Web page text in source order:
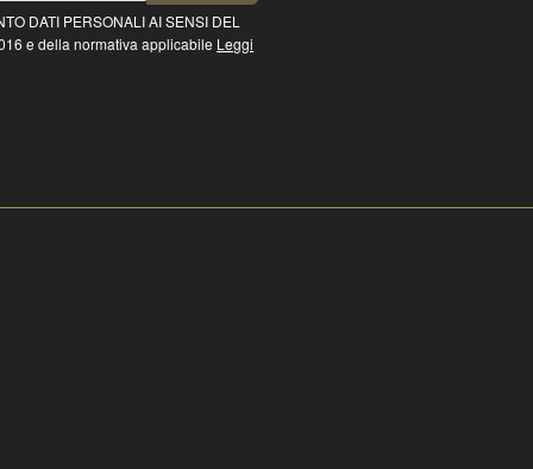
DATI PERSONALI AI SENSI DEL
e della normativa applicabile Leggi